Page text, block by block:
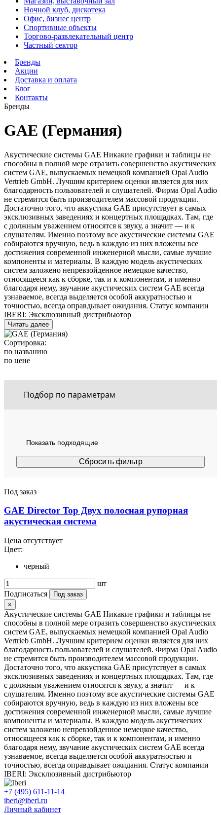
Ночной клуб, дискотека
Офис, бизнес центр
Спортивные объекты
Торгово-развлекательный центр
Частный сектор
Бренды
Акции
Доставка и оплата
Блог
Контакты
Бренды
GAE (Германия)
Акустические системы GAE Никакие графики и таблицы не
способны в полной мере отразить совершенство акустических
систем GAE, выпускаемых немецкой компанией Opal Audio
Vertrieb GmbH. Лучшим критерием оценки является для них
благодарность пользователей и слушателей. Фирма Opal Audio
не стремится быть производителем массовой продукции.
Достаточно того, что аккустика GAE присутствует в самых
эксклюзивных заведениях и концертных площадках. Там, где
с должным уважением относятся к звуку, а значит — и к
слушателям. Именно поэтому все акустические системы GAE
собираются вручную, ведь в каждую из них вложены все
достижения современной инженерной мысли, самые лучшие
компоненты и материалы. В каждую модель акустических
систем заложено непревзойденное немецкое качество,
относящееся как к сборке, так и к компонентам, и именно
благодаря нему, звучание акустических систем GAE всегда
узнаваемое, всегда выделяется особой аккуратностью и
точностью, всегда оправдывает ожидания. Статус компании
IBERI: Эксклюзивный дистрибьютор
Читать далее
Сортировка:
по названию
по цене
Подбор по параметрам
Под заказ
GAE Director Top Двух полосная рупорная
акустическая система
Цена отсутствует
Цвет:
черный
шт
Подписаться
Под заказ
×
Акустические системы GAE Никакие графики и таблицы не
способны в полной мере отразить совершенство акустических
систем GAE, выпускаемых немецкой компанией Opal Audio
Vertrieb GmbH. Лучшим критерием оценки является для них
благодарность пользователей и слушателей. Фирма Opal Audio
не стремится быть производителем массовой продукции.
Достаточно того, что аккустика GAE присутствует в самых
эксклюзивных заведениях и концертных площадках. Там, где
с должным уважением относятся к звуку, а значит — и к
слушателям. Именно поэтому все акустические системы GAE
собираются вручную, ведь в каждую из них вложены все
достижения современной инженерной мысли, самые лучшие
компоненты и материалы. В каждую модель акустических
систем заложено непревзойденное немецкое качество,
относящееся как к сборке, так и к компонентам, и именно
благодаря нему, звучание акустических систем GAE всегда
узнаваемое, всегда выделяется особой аккуратностью и
точностью, всегда оправдывает ожидания. Статус компании
IBERI: Эксклюзивный дистрибьютор
+7 (495) 611-11-14
iberi@iberi.ru
Личный кабинет